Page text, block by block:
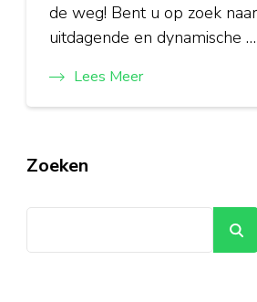
de weg! Bent u op zoek
uitdagende en dynamische …
Lees Meer
Zoeken